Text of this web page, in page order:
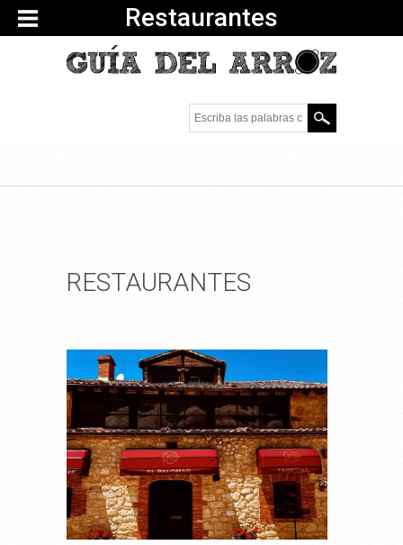
Restaurantes
Escriba las palabras
clave.
RESTAURANTES